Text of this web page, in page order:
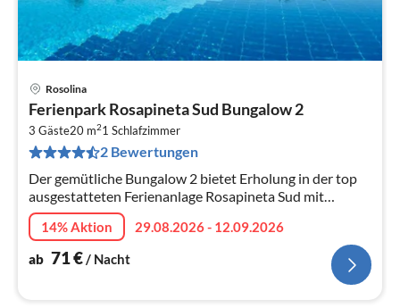
Rosolina
Ferienpark Rosapineta Sud Bungalow 2
3 Gäste20 m21 Schlafzimmer
2 Bewertungen
Der gemütliche Bungalow 2 bietet Erholung in der top
ausgestatteten Ferienanlage Rosapineta Sud mit
Sportangeboten und Animationsprogramm.
14% Aktion
29.08.2026 - 12.09.2026
ab 71€/ Nacht